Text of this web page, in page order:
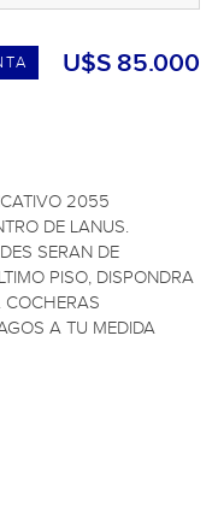
U$S 85.000
2055
DE LANUS.
SERAN DE
PISO, DISPONDRA
COCHERAS
A TU MEDIDA